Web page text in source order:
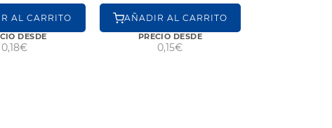
AL CARRITO
DESDE
0,18€
AÑADIR AL CARRITO
PRECIO DESDE
0,15€